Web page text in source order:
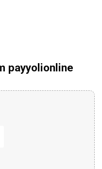
payyolionline